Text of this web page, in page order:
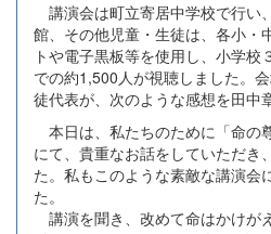
講演会は町立寄居中学校で行い
館、その他児童・生徒は、各小・
トや電子黒板等を使用し、小学校
での約1,500人が視聴しました。
徒代表が、次のような感想を田中
本日は、私たちのために「命の
にて、貴重なお話をしていただき
た。私もこのような素敵な講演会
た。
講演を聞き、改めて命はかけが